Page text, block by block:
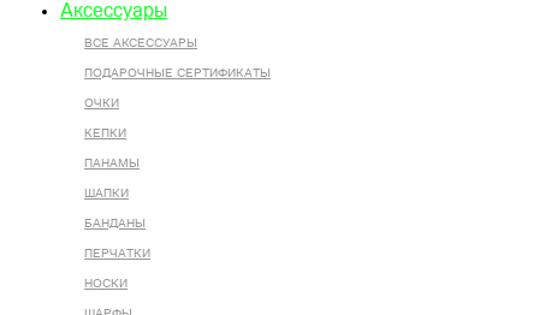
Аксессуары
ВСЕ AКСЕССУАРЫ
ПОДАРОЧНЫЕ СЕРТИФИКАТЫ
ОЧКИ
КЕПКИ
ПАНАМЫ
ШАПКИ
БАНДАНЫ
ПЕРЧАТКИ
НОСКИ